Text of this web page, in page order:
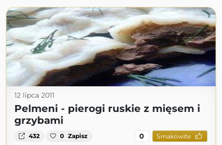
12 lipca 2011
Pelmeni - pierogi ruskie z mięsem i
grzybami
432 0 Zapisz 0 Smakowite